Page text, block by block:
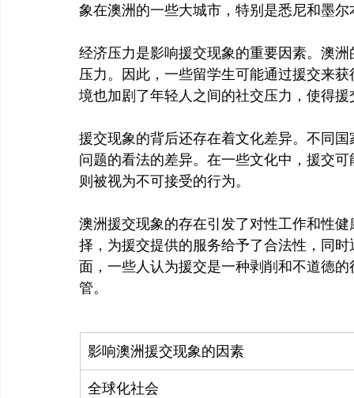
象在澳洲的一些大城市，特别是悉尼和墨
经济压力是影响援交现象的重要因素。澳
压力。因此，一些留学生可能通过援交来
援交现象的背后还存在着文化差异。不同
问题的看法的差异。在一些文化中，援交
则被视为不可接受的行为。
澳洲援交现象的存在引发了对性工作和性
择，为援交提供的服务给予了合法性，同
面，一些人认为援交是一种剥削和不道德
影响澳洲援交现象的因素
全球化社会